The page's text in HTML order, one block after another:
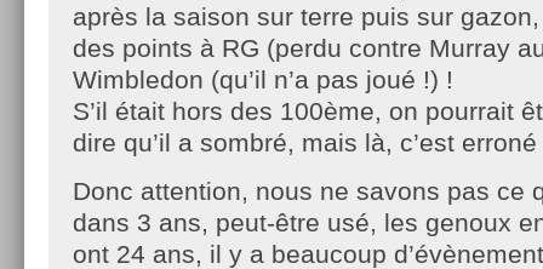
après la saison sur terre puis sur
des points à RG (perdu contre Murray
Wimbledon (qu’il n’a pas joué !) !
S’il était hors des 100ème, on pourrait
dire qu’il a sombré, mais là, c’est
Donc attention, nous ne savons pas ce
dans 3 ans, peut-être usé, les genoux
ont 24 ans, il y a beaucoup